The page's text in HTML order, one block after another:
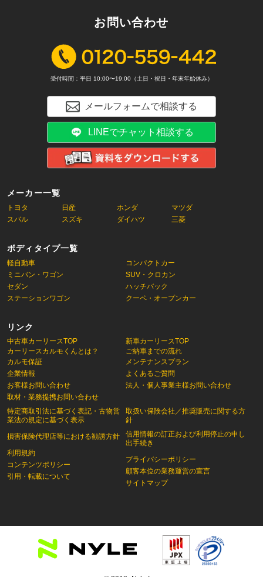
メーカー一覧
トヨタ 日産 ホンダ
マツダ
スバル
スズキ ダイハツ 三菱
ボディタイプ一覧
軽自動車
コンパクトカー
ミニバン・ワゴン
SUV・クロカン
セダン
ハッチバック
ステーションワゴン
クーペ・オープンカー
リンク
中古車カーリースTOP
カーリースカルモくんとは？
新車カーリースTOP
ご納車までの流れ
カルモ保証
企業情報
お客様お問い合わせ
取材・業務提携お問い合わせ
特定商取引法に基づく表記・古物営
業法の規定に基づく表示
損害保険代理店等における勧誘方針
利用規約
コンテンツポリシー
引用・転載について
メンテナンスプラン
よくあるご質問
法人・個人事業主様お問い合わせ
取扱い保険会社／推奨販売に関する方
針
信用情報の訂正および利用停止の申し
出手続き
プライバシーポリシー
顧客本位の業務運営の宣言
サイトマップ
お問い合わせ
受付時間：平日 10:00〜19:00（土日・祝日・年末年始休み）
メールフォームで相談する
LINEでチャット相談する